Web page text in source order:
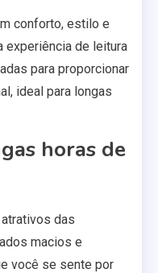
conforto, estilo e
experiência de leitura
para proporcionar
ideal para longas
horas de
das
macios e
você se sente por